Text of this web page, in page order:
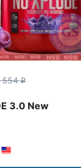
554q
3.0 New